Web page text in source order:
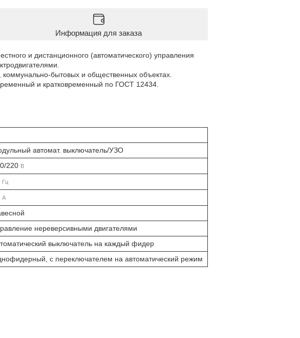
Информация для заказа
и дистанционного (автоматического) управления
бытовых и общественных объектах.
и кратковременный по ГОСТ 12434.
автомат. выключатель/УЗО
220 В
Гц
А
нереверсивными двигателями
выключатель на каждый фидер
с переключателем на автоматический режим